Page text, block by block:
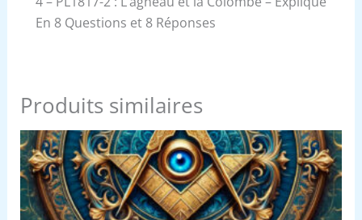
En 8 Questions et 8 Réponses
Produits similaires